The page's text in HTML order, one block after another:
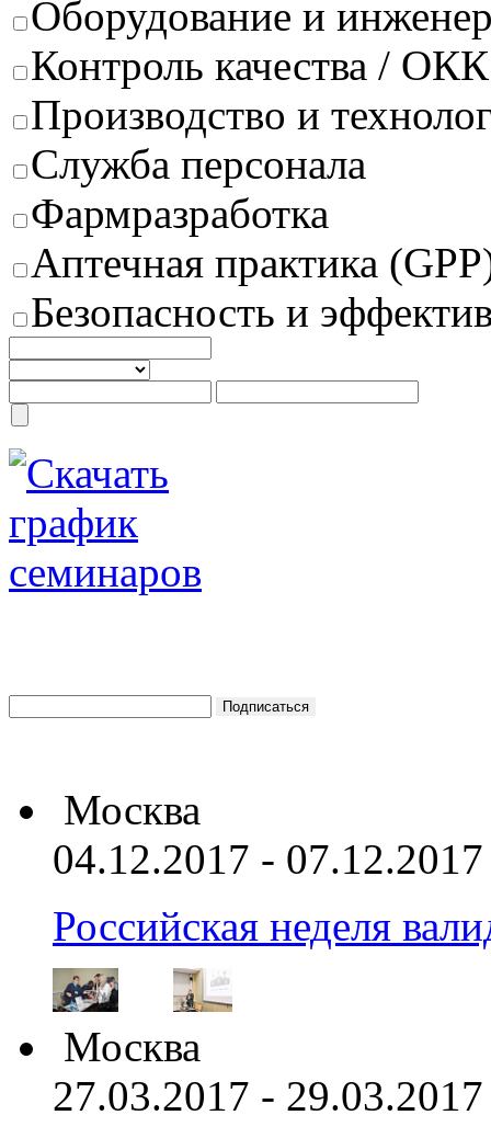
Оборудование и
Контроль качества / ОКК
Производство и
Служба персонала
Фармразработка
Аптечная практика
Безопасность и
Москва
04.12.2017 - 07.12.2017
Российская неделя
Москва
27.03.2017 - 29.03.2017